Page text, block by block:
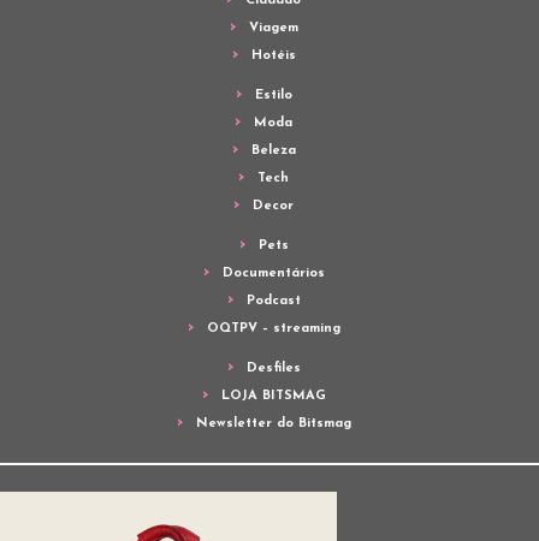
Viagem
Hotéis
Estilo
Moda
Beleza
Tech
Decor
Pets
Documentários
Podcast
OQTPV – streaming
Desfiles
LOJA BITSMAG
Newsletter do Bitsmag